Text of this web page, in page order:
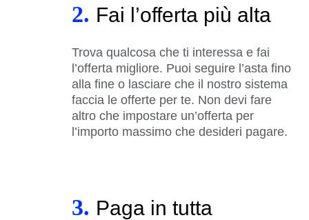
2. Fai l’offerta più alta
Trova qualcosa che ti interessa e fai
l’offerta migliore. Puoi seguire l’asta fino
alla fine o lasciare che il nostro sistema
faccia le offerte per te. Non devi fare
altro che impostare un’offerta per
l’importo massimo che desideri pagare.
3. Paga in tutta